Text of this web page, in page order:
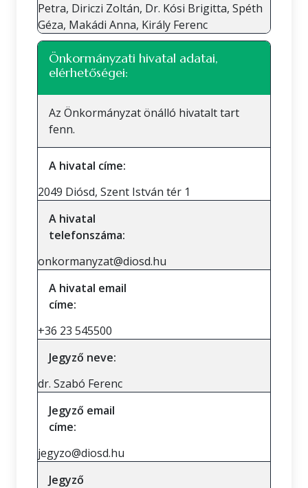
Petra, Diriczi Zoltán, Dr. Kósi Brigitta, Spéth
Géza, Makádi Anna, Király Ferenc
Önkormányzati hivatal adatai,
elérhetőségei:
Az Önkormányzat önálló hivatalt tart
fenn.
A hivatal címe:
2049 Diósd, Szent István tér 1
A hivatal
telefonszáma:
onkormanyzat@diosd.hu
A hivatal email
címe:
+36 23 545500
Jegyző neve:
dr. Szabó Ferenc
Jegyző email
címe:
jegyzo@diosd.hu
Jegyző